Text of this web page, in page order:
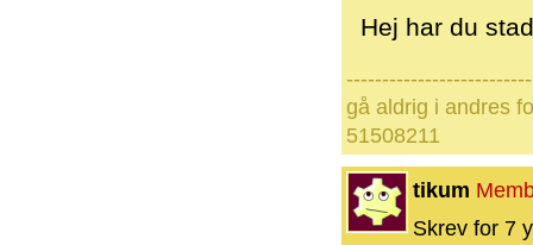
Hej har du
gå aldrig i andres
51508211
tikum
Skrev for 7